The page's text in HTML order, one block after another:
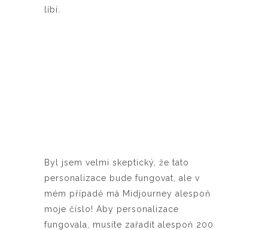
líbí.
Byl jsem velmi skeptický, že tato
personalizace bude fungovat, ale v
mém případě má Midjourney alespoň
moje číslo! Aby personalizace
fungovala, musíte zařadit alespoň 200